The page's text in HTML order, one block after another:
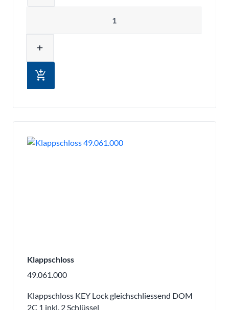
add
add_shopping_cart
Klappschloss
49.061.000
Klappschloss KEY Lock gleichschliessend DOM
2C 1 inkl. 2 Schlüssel